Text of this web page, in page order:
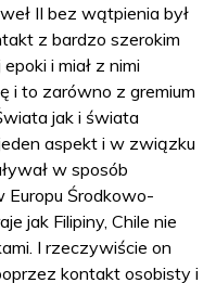
II bez wątpienia był
z bardzo szerokim
i miał z nimi
i to zarówno z gremium
jak i świata
aspekt i w związku
w sposób
Europu Środkowo-
jak Filipiny, Chile nie
I rzeczywiście on
kontakt osobisty i